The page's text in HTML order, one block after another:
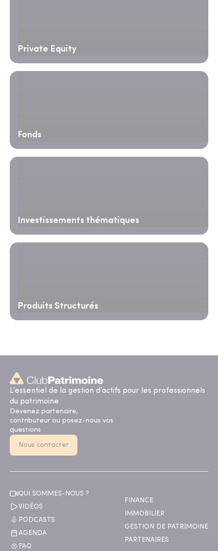
Private Equity
Fonds
Investissements thématiques
Produits Structurés
L’essentiel de la gestion d’actifs pour les professionnels
du patrimoine
Devenez partenaire,
contributeur ou posez-nous vos
questions
Nous contacter
QUI SOMMES-NOUS ?
VIDÉOS
PODCASTS
AGENDA
FAQ
FINANCE
IMMOBILIER
GESTION DE PATRIMOINE
PARTENAIRES